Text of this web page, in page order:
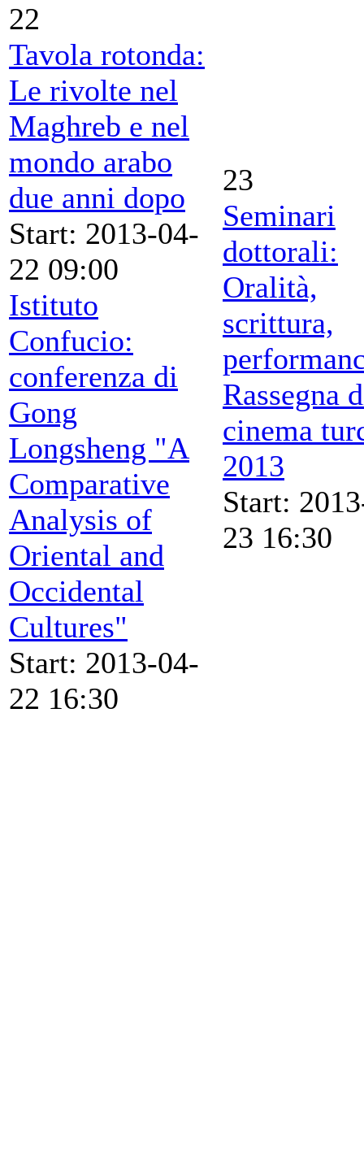
22
Tavola rotonda:
Le rivolte nel
Maghreb e nel
mondo arabo
due anni dopo
Start: 2013-04-
22 09:00
Istituto
Confucio:
conferenza di
Gong
Longsheng "A
Comparative
Analysis of
Oriental and
Occidental
Cultures"
Start: 2013-04-
22 16:30
23
Seminari
dottorali:
Oralità,
scrittura,
Rassegna
cinema
2013
Start:
23 16:30